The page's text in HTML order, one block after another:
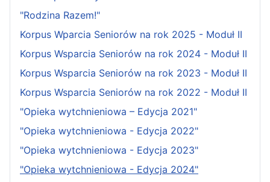
"Rodzina Razem!"
Korpus Wparcia Seniorów na rok 2025 - Moduł II
Korpus Wsparcia Seniorów na rok 2024 - Moduł II
Korpus Wsparcia Seniorów na rok 2023 - Moduł II
Korpus Wsparcia Seniorów na rok 2022 - Moduł II
"Opieka wytchnieniowa – Edycja 2021"
"Opieka wytchnieniowa - Edycja 2022"
"Opieka wytchnieniowa - Edycja 2023"
"Opieka wytchnieniowa - Edycja 2024"